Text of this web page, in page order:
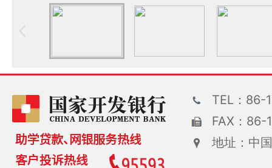
TEL：86-
FAX：
地址：中